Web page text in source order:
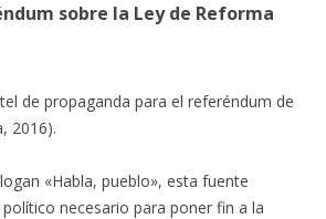
sobre la Ley de Reforma
de propaganda para el referéndum de
2016).
«Habla, pueblo», esta fuente
necesario para poner fin a la